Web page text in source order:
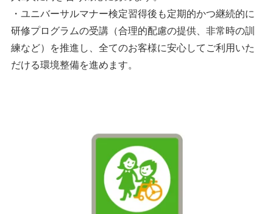
・ユニバーサルマナー検定習得後も定期的かつ継続的に
研修プログラムの受講（合理的配慮の提供、非常時の訓
練など）を推進し、全てのお客様に安心してご利用いた
だける環境整備を進めます。